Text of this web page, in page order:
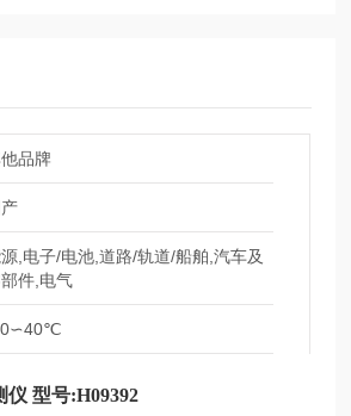
品牌
,电子/电池,道路/轨道/船舶,汽车及
件,电气
仪 型号:H09392